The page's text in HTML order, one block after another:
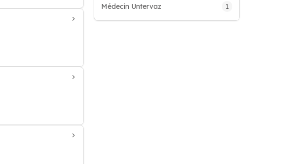
Médecin Untervaz 1